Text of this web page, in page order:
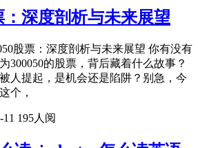
：深度剖析与未来展望
股票：深度剖析与未来展望 你有没有
300050的股票，背后藏着什么故事？
人提起，是机会还是陷阱？别急，今
个，
195人阅